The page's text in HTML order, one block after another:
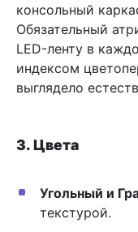
консольный
Обязательный
LED-ленту в
индексом
выглядело
3. Цвета
Угольный и
текстурой.